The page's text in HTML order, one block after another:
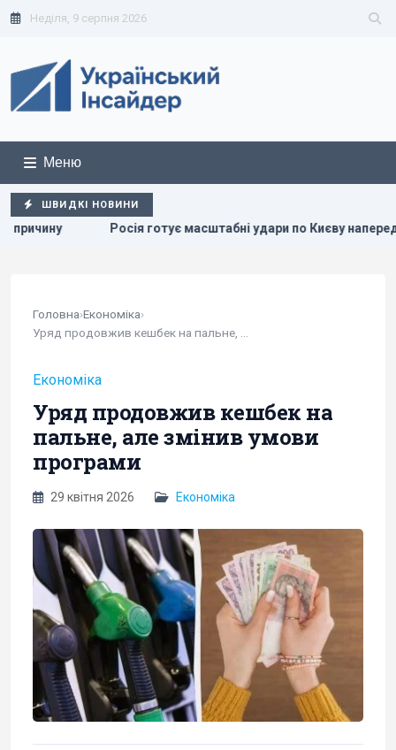
Неділя, 9 серпня 2026
Меню
ШВИДКІ НОВИНИ
Росія готує масштабні удари по Києву напередодні 24 серпня:
Головна›Економіка›
Економіка
Уряд продовжив кешбек на
пальне, але змінив умови
програми
29 квітня 2026 Економіка